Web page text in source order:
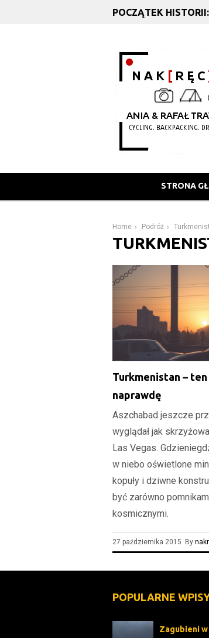
POCZĄTEK HISTORII:
STRONA
Home Podróż
Turkmenistan –
naprawdę
Aszchabad jeszcze
wyglądał jak
Las Vegas.
w niebo oświetlone
kopuły i dziwne
być zarówno
kosmicznymi.
27 października 2015 By
POPULARNE
Zagubieni w